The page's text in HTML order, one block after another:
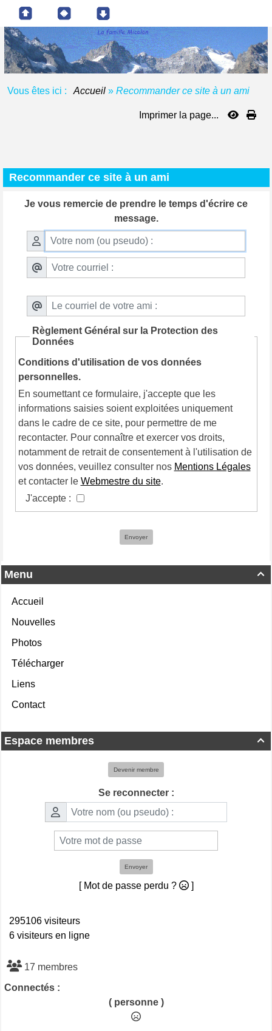
Vous êtes ici : Accueil » Recommander ce site à un ami
Imprimer la page...

Menu
Accueil
Nouvelles
Photos
Télécharger
Liens
Contact

Espace membres
Devenir membre
Se reconnecter :
Envoyer
[ Mot de passe perdu ? ]
295106 visiteurs
6 visiteurs en ligne
17 membres
Connectés :
( personne )
Recommander ce site à un ami
Je vous remercie de prendre le temps d'écrire ce
message.
Règlement Général sur la Protection des
Données
Conditions d'utilisation de vos données
personnelles.
En soumettant ce formulaire, j'accepte que les
informations saisies soient exploitées uniquement
dans le cadre de ce site, pour permettre de me
recontacter. Pour connaître et exercer vos droits,
notamment de retrait de consentement à l'utilisation de
vos données, veuillez consulter nos Mentions Légales
et contacter le Webmestre du site.
J'accepte :
Envoyer